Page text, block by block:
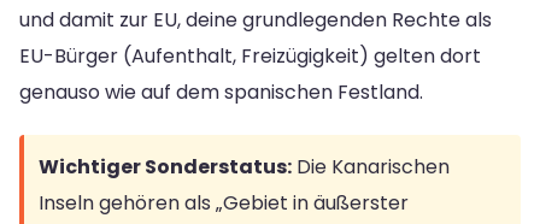
und damit zur EU, deine grundlegenden Rechte als
EU-Bürger (Aufenthalt, Freizügigkeit) gelten dort
genauso wie auf dem spanischen Festland.
Wichtiger Sonderstatus: Die Kanarischen
Inseln gehören als „Gebiet in äußerster